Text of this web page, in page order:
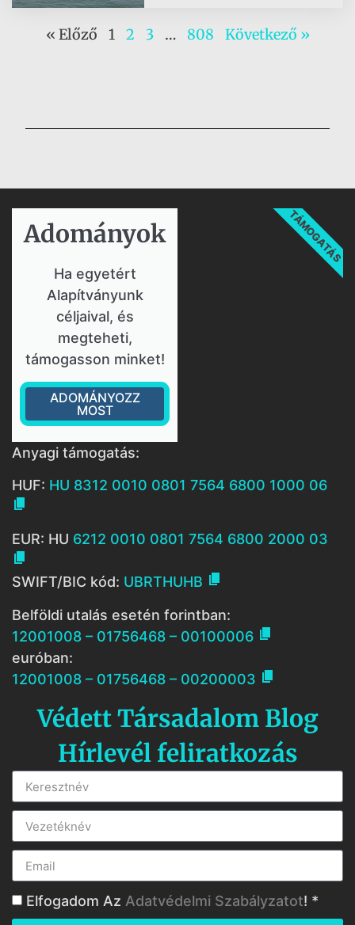
« Előző 1 2 3 … 808 Következő »
Adományok​
Ha egyetért
Alapítványunk
céljaival, és
megteheti,
támogasson minket!
ADOMÁNYOZZ
MOST
TÁMOGATÁS
Anyagi támogatás:
HUF: HU 8312 0010 0801 7564 6800 1000 06

EUR: HU 6212 0010 0801 7564 6800 2000 03

SWIFT/BIC kód: UBRTHUHB 
Belföldi utalás esetén forintban:
12001008 – 01756468 – 00100006 
euróban:
12001008 – 01756468 – 00200003 
Védett Társadalom Blog
Hírlevél feliratkozás
Elfogadom Az Adatvédelmi Szabályzatot! *